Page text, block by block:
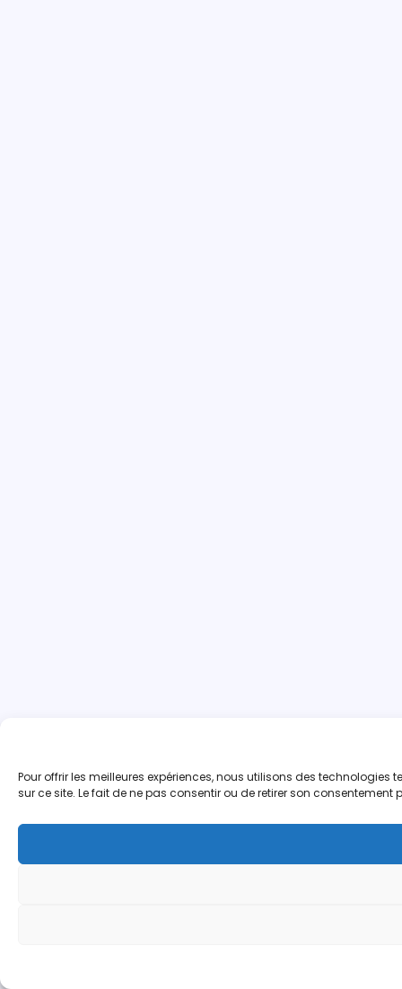
Pour offrir les meilleures expériences, nous utilisons des
sur ce site. Le fait de ne pas consentir ou de retirer son